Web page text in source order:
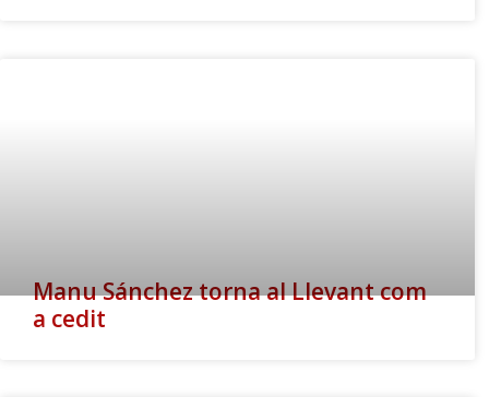
Manu Sánchez torna al Llevant com
a cedit